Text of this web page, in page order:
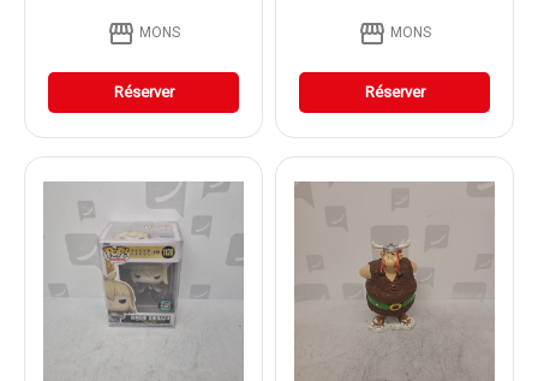
storefront MONS
Réserver
storefront MONS
Réserver